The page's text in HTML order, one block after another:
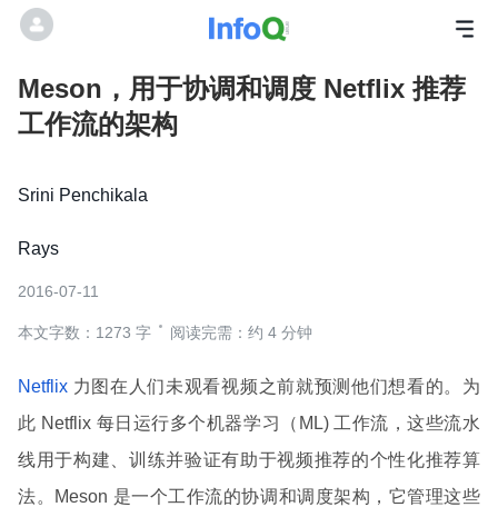
Meson，用于协调和调度 Netflix 推荐
工作流的架构
Srini Penchikala
Rays
2016-07-11
本文字数：1273 字 阅读完需：约 4 分钟
Netflix 力图在人们未观看视频之前就预测他们想看的。为
此 Netflix 每日运行多个机器学习（ML) 工作流，这些流水
线用于构建、训练并验证有助于视频推荐的个性化推荐算
法。Meson 是一个工作流的协调和调度架构，它管理这些